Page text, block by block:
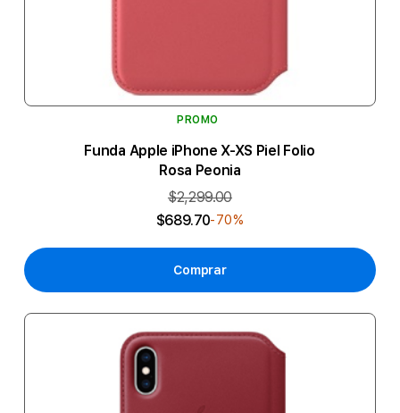
PROMO
Funda Apple iPhone X-XS Piel Folio
Rosa Peonia
$2,299.00
$689.70-70%
Comprar